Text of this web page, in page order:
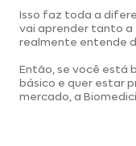
Isso faz toda a
vai aprender tanto
realmente entende
Então, se você está
básico e quer estar
mercado, a